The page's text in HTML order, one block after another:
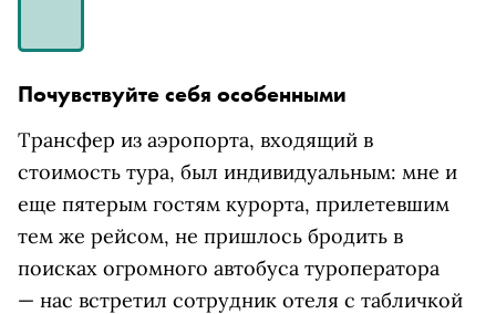
Почувствуйте себя особенными
Трансфер из аэропорта, входящий в
стоимость тура, был индивидуальным: мне и
еще пятерым гостям курорта, прилетевшим
тем же рейсом, не пришлось бродить в
поисках огромного автобуса туроператора
— нас встретил сотрудник отеля с табличкой